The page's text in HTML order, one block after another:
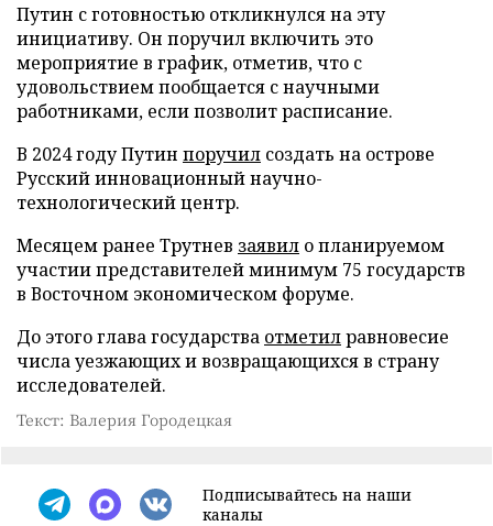
Путин с готовностью откликнулся на эту
инициативу. Он поручил включить это
мероприятие в график, отметив, что с
удовольствием пообщается с научными
работниками, если позволит расписание.
В 2024 году Путин поручил создать на острове
Русский инновационный научно-
технологический центр.
Месяцем ранее Трутнев заявил о планируемом
участии представителей минимум 75 государств
в Восточном экономическом форуме.
До этого глава государства отметилравновесие
числа уезжающих и возвращающихся в страну
исследователей.
Текст: Валерия Городецкая
Подписывайтесь на наши
каналы